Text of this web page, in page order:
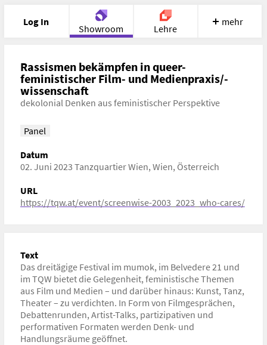
Log In
Showroom Lehre
Portfolio Image
mehr
Rassismen bekämpfen in queer-
feministischer Film- und Medienpraxis/-
wissenschaft
dekolonial Denken aus feministischer Perspektive
Panel
Datum
02. Juni 2023 Tanzquartier Wien, Wien, Österreich
URL
https://tqw.at/event/screenwise-2003_2023_who-cares/
Text
Das dreitägige Festival im mumok, im Belvedere 21 und
im TQW bietet die Gelegenheit, feministische Themen
aus Film und Medien – und darüber hinaus: Kunst, Tanz,
Theater – zu verdichten. In Form von Filmgesprächen,
Debattenrunden, Artist-Talks, partizipativen und
performativen Formaten werden Denk- und
Handlungsräume geöffnet.